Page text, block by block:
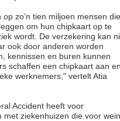
zo’n tien miljoen mensen die
om hun chipkaart op te
wordt. De verzekering kan
ook door anderen worden
kennissen en buren kunnen
schaffen een chipkaart aan
werknemers," vertelt Atia
Accident heeft voor
ziekenhuizen die voor